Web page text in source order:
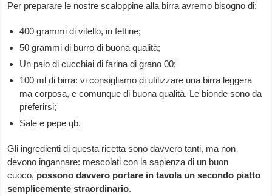
Per preparare le nostre scaloppine alla birra avremo bisogno di:
400 grammi di vitello, in fettine;
50 grammi di burro di buona qualità;
Un paio di cucchiai di farina di grano 00;
100 ml di birra: vi consigliamo di utilizzare una birra leggera
ma corposa, e comunque di buona qualità. Le bionde sono da
preferirsi;
Sale e pepe qb.
Gli ingredienti di questa ricetta sono davvero tanti, ma non
devono ingannare: mescolati con la sapienza di un buon
cuoco, possono davvero portare in tavola un secondo piatto
semplicemente straordinario.